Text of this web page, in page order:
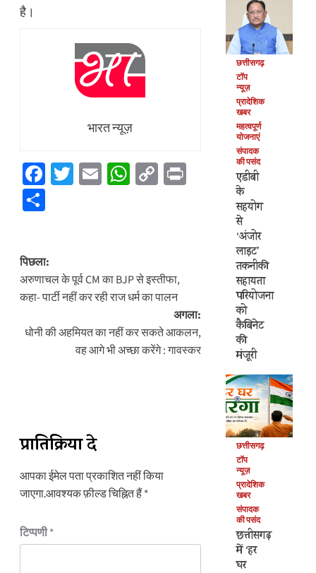
है।
भारत न्यूज़
Facebook
Twitter
EmailWhatsApp
CopyPrint
Share
पोस्ट
नेविगेशन
पिछला:
अरुणाचल के पूर्व CM का BJP से इस्तीफा,
कहा- पार्टी नहीं कर रही राज धर्म का पालन
अगला:
धोनी की अहमियत का नहीं कर सकते आकलन,
वह आगे भी अच्छा करेंगे : गावस्कर
प्रातिक्रिया दे
आपका ईमेल पता प्रकाशित नहीं किया
जाएगा.आवश्यक फ़ील्ड चिह्नित हैं*
टिप्पणी*
छत्तीसगढ़
टॉप
न्यूज़
प्रादेशिक
खबर
महत्वपूर्ण
योजनाएं
संपादक
की पसंद
एडीबी
के
सहयोग
से
‘अंजोर
लाइट’
तकनीकी
सहायता
परियोजना
को
कैबिनेट
की
मंजूरी
छत्तीसगढ़
टॉप
न्यूज़
प्रादेशिक
खबर
संपादक
की पसंद
छत्तीसगढ़
में ‘हर
घर